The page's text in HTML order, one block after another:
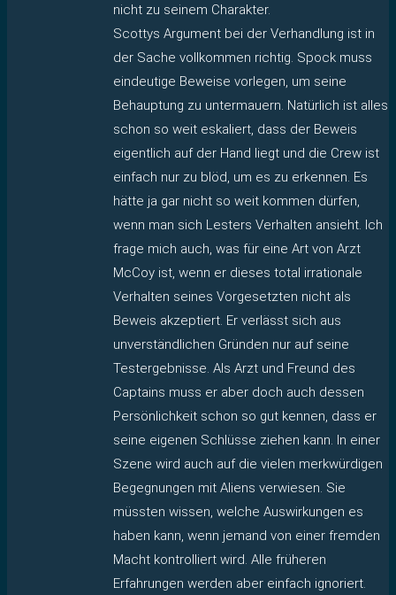
nicht zu seinem Charakter.
Scottys Argument bei der Verhandlung ist in
der Sache vollkommen richtig. Spock muss
eindeutige Beweise vorlegen, um seine
Behauptung zu untermauern. Natürlich ist alles
schon so weit eskaliert, dass der Beweis
eigentlich auf der Hand liegt und die Crew ist
einfach nur zu blöd, um es zu erkennen. Es
hätte ja gar nicht so weit kommen dürfen,
wenn man sich Lesters Verhalten ansieht. Ich
frage mich auch, was für eine Art von Arzt
McCoy ist, wenn er dieses total irrationale
Verhalten seines Vorgesetzten nicht als
Beweis akzeptiert. Er verlässt sich aus
unverständlichen Gründen nur auf seine
Testergebnisse. Als Arzt und Freund des
Captains muss er aber doch auch dessen
Persönlichkeit schon so gut kennen, dass er
seine eigenen Schlüsse ziehen kann. In einer
Szene wird auch auf die vielen merkwürdigen
Begegnungen mit Aliens verwiesen. Sie
müssten wissen, welche Auswirkungen es
haben kann, wenn jemand von einer fremden
Macht kontrolliert wird. Alle früheren
Erfahrungen werden aber einfach ignoriert.